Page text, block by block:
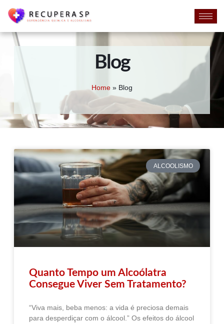
Blog
Home » Blog
ALCOOLISMO
Quanto Tempo um Alcoólatra
Consegue Viver Sem Tratamento?
“Viva mais, beba menos: a vida é preciosa demais
para desperdiçar com o álcool.” Os efeitos do álcool